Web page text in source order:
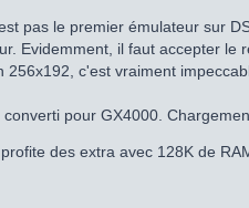
pas le premier émulateur sur
Evidemment, il faut accepter le
c'est vraiment
pour GX4000.
des extra avec 128K de